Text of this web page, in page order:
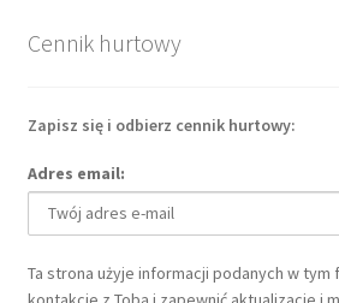
Cennik hurtowy
Zapisz się i odbierz cennik hurtowy:
Adres email:
Ta strona użyje informacji podanych w tym